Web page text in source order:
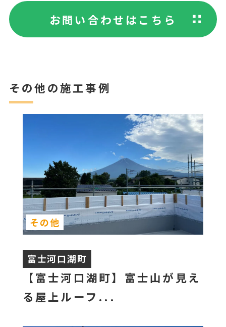
お問い合わせはこちら
その他の施工事例
富士河口湖町
【富士河口湖町】富士山が見え
る屋上ルーフ...
その他